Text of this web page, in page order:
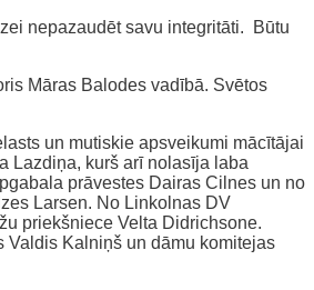
nepazaudēt savu integritāti. Būtu
Māras Balodes vadībā. Svētos
un mutiskie apsveikumi mācītājai
Lazdiņa, kurš arī nolasīja laba
prāvestes Dairas Cilnes un no
Larsen. No Linkolnas DV
priekšniece Velta Didrichsone.
Kalniņš un dāmu komitejas